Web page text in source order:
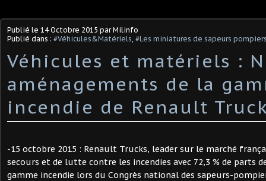
Publié le 14 Octobre 2015 par Milinfo
Publié dans : #Véhicules&Matériels, #Les miniatures de sapeurs
Véhicules et matériels :
aménagements de la
incendie de Renault
-15 octobre 2015 : Renault Trucks, leader sur le marché
secours et de lutte contre les incendies avec 72,3 % de parts
gamme incendie lors du Congrès national des sapeurs-